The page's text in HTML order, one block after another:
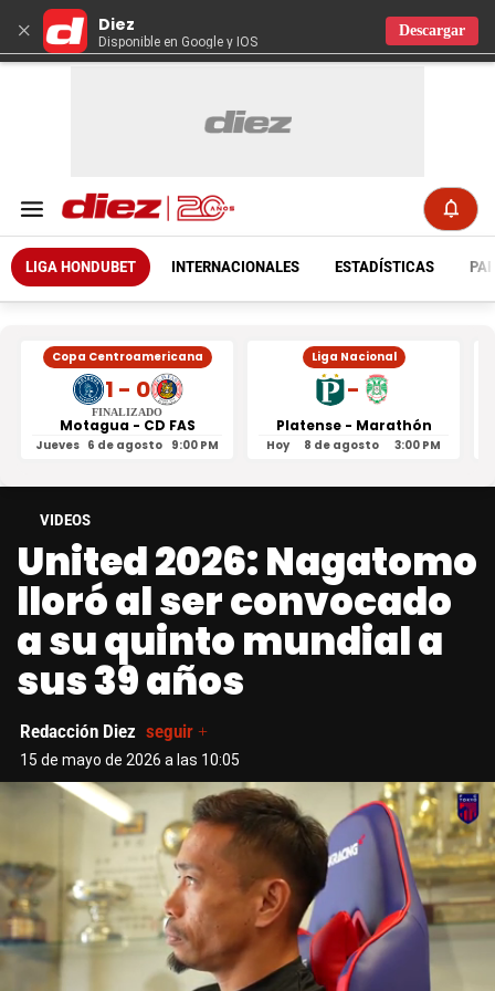
× Diez
Disponible en Google y IOS
Descargar
LIGA HONDUBET INTERNACIONALES ESTADÍSTICAS
Copa Centroamericana
1 - 0
FINALIZADO
Motagua - CD FAS
Jueves 6 de agosto 9:00 PM
Liga Nacional
-
Platense - Marathón
Hoy 8 de agosto 3:00 PM
VIDEOS
United 2026: Nagatomo
lloró al ser convocado
a su quinto mundial a
sus 39 años
Redacción Diez seguir +
15 de mayo de 2026 a las 10:05